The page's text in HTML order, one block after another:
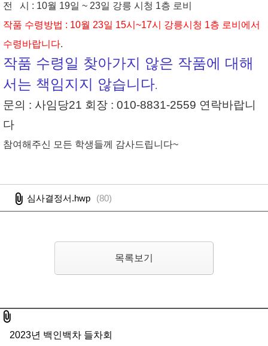
전 시 : 10월 19일 ~ 23일 강릉 시청 1층 로비
작품 수령방법 : 10월 23일 15시~17시 강릉시청 1층 로비에서
수령바랍니다.
작품 수령일 찾아가지 않은 작품에 대해
서는 책임지지 않습니다.
문의 : 사임당21 회장 : 010-8831-2559 연락바랍니
다
참여해주신 모든 학생들께 감사드립니다~
심사결정서.hwp (80)
목록보기
첨부파일
2023년 백인백차 들차회